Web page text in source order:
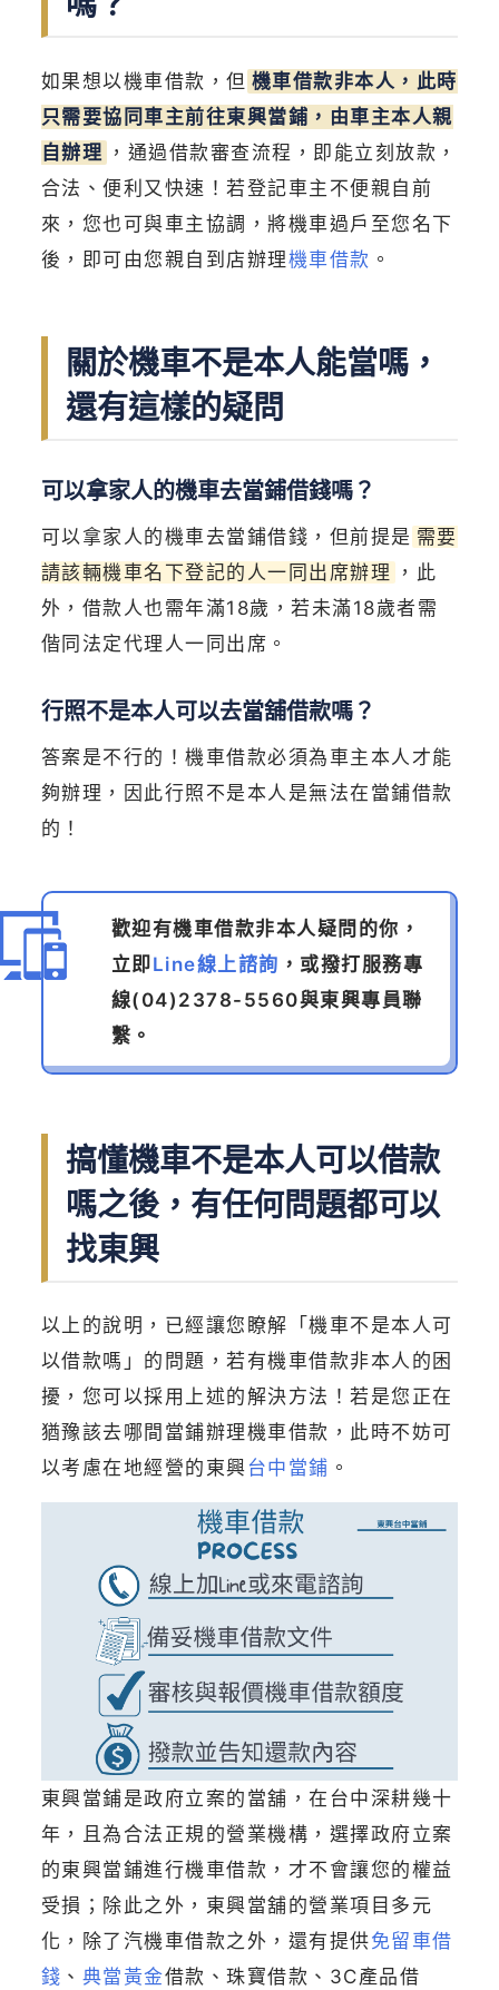
如果想以機車借款，但 機車借款非本人，此時
只需要協同車主前往東興當鋪，由車主本人親
自辦理 ，通過借款審查流程，即能立刻放款，
合法、便利又快速！若登記車主不便親自前
來，您也可與車主協調，將機車過戶至您名下
後，即可由您親自到店辦理機車借款 。
關於機車不是本人能當嗎，
還有這樣的疑問
可以拿家人的機車去當鋪借錢嗎？
可以拿家人的機車去當鋪借錢，但前提是 需要
請該輛機車名下登記的人一同出席辦理 ，此
外，借款人也需年滿18歲，若未滿18歲者需
偕同法定代理人一同出席。
行照不是本人可以去當舖借款嗎？
答案是不行的！機車借款必須為車主本人才能
夠辦理，因此行照不是本人是無法在當鋪借款
的！
歡迎有機車借款非本人疑問的你，
立即Line線上諮詢 ，或撥打服務專
線(04)2378-5560與東興專員聯
繫。
搞懂機車不是本人可以借款
嗎之後，有任何問題都可以
找東興
以上的說明，已經讓您瞭解「機車不是本人可
以借款嗎」的問題，若有機車借款非本人的困
擾，您可以採用上述的解決方法！若是您正在
猶豫該去哪間當鋪辦理機車借款，此時不妨可
以考慮在地經營的東興台中當鋪 。
東興當鋪是政府立案的當舖，在台中深耕幾十
年，且為合法正規的營業機構，選擇政府立案
的東興當鋪進行機車借款，才不會讓您的權益
受損；除此之外，東興當舖的營業項目多元
化，除了汽機車借款之外，還有提供免留車借
錢 、 典當黃金借款、珠寶借款、3C產品借